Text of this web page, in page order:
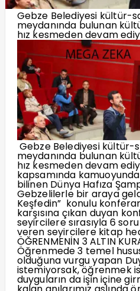
Gebze Belediyesi kültür-
meydanında bulunan
hız kesmeden devam
Gebze Belediyesi
meydanında bulunan
hız kesmeden devam
kapsamında
bilinen Dünya Hafıza
Gebzelilerle bir araya
Keşfedin” konulu
karşısına çıkan duyan
seyircilere sırasıyla 6
veren seyircilere kitap
ÖĞRENMENİN 3 ALTIN
Öğrenmede 3 temel
olduğuna vurgu yapan
istemiyorsak, öğrenmek
duyguların da işin içine